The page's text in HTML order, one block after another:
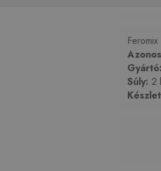
Gyártó:
Súly: 2